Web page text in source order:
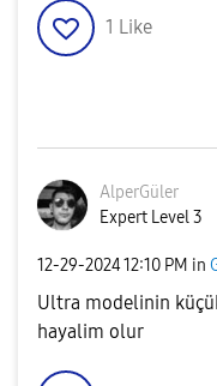
1 Like
AlperGüler
Expert Level 3
‎12-29-202412:10 PM in
Ultra modelinin
hayalim olur